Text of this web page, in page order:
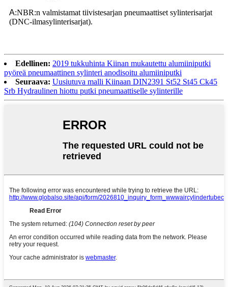
A:NBR:n valmistamat tiivistesarjan pneumaattiset sylinterisarjat
(DNC-ilmasylinterisarjat).
Edellinen: 2019 tukkuhinta Kiinan mukautettu alumiiniputki
pyöreä pneumaattinen sylinteri anodisoitu alumiiniputki
Seuraava: Uusiutuva malli Kiinaan DIN2391 St52 St45 Ck45
Srb Hydraulinen hiottu putki pneumaattiselle sylinterille